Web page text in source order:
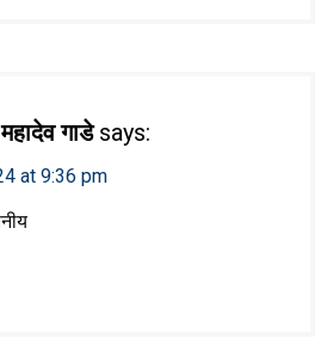
गाडे says:
at 9:36 pm